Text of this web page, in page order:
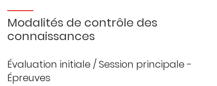
Modalités de contrôle des
connaissances
Évaluation initiale / Session principale -
Épreuves